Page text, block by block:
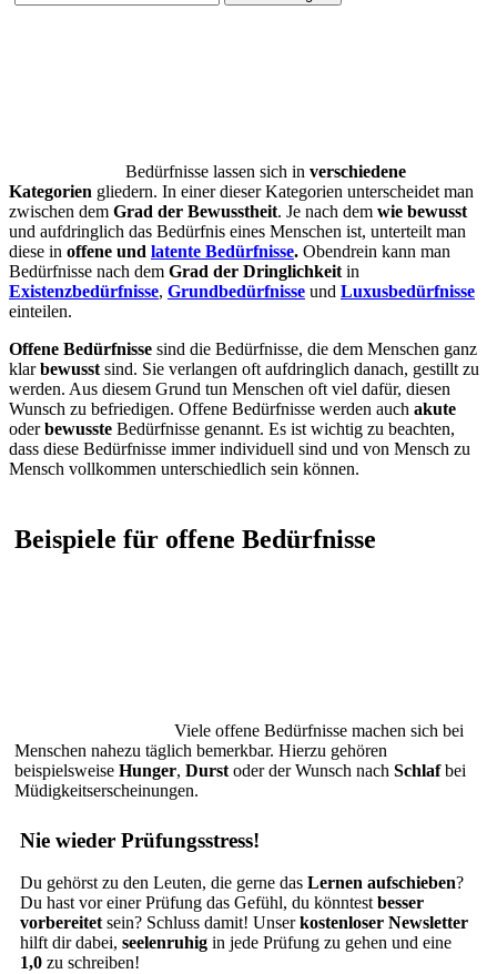
Bedürfnisse lassen sich in verschiedene
Kategorien gliedern. In einer dieser Kategorien unterscheidet man
zwischen dem Grad der Bewusstheit. Je nach dem wie bewusst
und aufdringlich das Bedürfnis eines Menschen ist, unterteilt man
diese in offene und latente Bedürfnisse. Obendrein kann man
Bedürfnisse nach dem Grad der Dringlichkeit in
Existenzbedürfnisse, Grundbedürfnisse und Luxusbedürfnisse
einteilen.
Offene Bedürfnisse sind die Bedürfnisse, die dem Menschen ganz
klarbewusst sind. Sie verlangen oft aufdringlich danach, gestillt zu
werden. Aus diesem Grund tun Menschen oft viel dafür, diesen
Wunsch zu befriedigen. Offene Bedürfnisse werden auch akute
oderbewusste Bedürfnisse genannt. Es ist wichtig zu beachten,
dass diese Bedürfnisse immer individuell sind und von Mensch zu
Mensch vollkommen unterschiedlich sein können.
Beispiele für offene Bedürfnisse
Viele offene Bedürfnisse machen sich bei
Menschen nahezu täglich bemerkbar. Hierzu gehören
beispielsweise Hunger, Durst oder der Wunsch nach Schlafbei
Müdigkeitserscheinungen.
Nie wieder Prüfungsstress!
Du gehörst zu den Leuten, die gerne das Lernen aufschieben?
Du hast vor einer Prüfung das Gefühl, du könntest besser
vorbereitet sein? Schluss damit! Unserkostenloser Newsletter
hilft dir dabei, seelenruhig in jede Prüfung zu gehen und eine
1,0 zu schreiben!